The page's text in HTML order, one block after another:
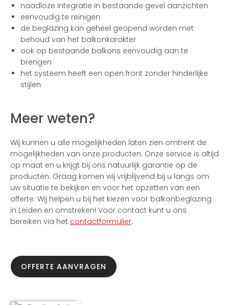
naadloze integratie in bestaande gevel aanzichten
eenvoudig te reinigen
de beglazing kan geheel geopend worden met
behoud van het balkonkarakter
ook op bestaande balkons eenvoudig aan te
brengen
het systeem heeft een open front zonder hinderlijke
stijlen
Meer weten?
Wij kunnen u alle mogelijkheden laten zien omtrent de
mogelijkheden van onze producten. Onze service is altijd
op maat en u krijgt bij ons natuurlijk garantie op de
producten. Graag komen wij vrijblijvend bij u langs om
uw situatie te bekijken en voor het opzetten van een
offerte. Wij helpen u bij het kiezen voor balkonbeglazing
in Leiden en omstreken! Voor contact kunt u ons
bereiken via het contactformulier.
OFFERTE AANVRAGEN